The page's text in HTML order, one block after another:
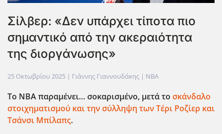
Σίλβερ: «Δεν υπάρχει τίποτα πιο
σημαντικό από την ακεραιότητα
της διοργάνωσης»
25 Οκτωβρίου 2025 | Γιάννης Γιαννουδάκης | NBA
Το ΝΒΑ παραμένει… σοκαρισμένο, μετά το σκάνδαλο
στοιχηματισμού και την σύλληψη των Τέρι Ροζίερ και
Τσάνσι Μπίλαπς.